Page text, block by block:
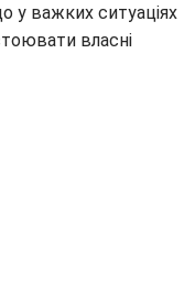
у важких ситуаціях
власні